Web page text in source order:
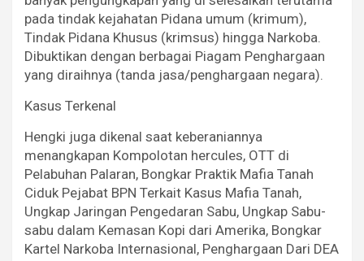
pada tindak kejahatan Pidana umum (krimum),
Tindak Pidana Khusus (krimsus) hingga Narkoba.
Dibuktikan dengan berbagai Piagam Penghargaan
yang diraihnya (tanda jasa/penghargaan negara).
Kasus Terkenal
Hengki juga dikenal saat keberaniannya
menangkapan Kompolotan hercules, OTT di
Pelabuhan Palaran, Bongkar Praktik Mafia Tanah
Ciduk Pejabat BPN Terkait Kasus Mafia Tanah,
Ungkap Jaringan Pengedaran Sabu, Ungkap Sabu-
sabu dalam Kemasan Kopi dari Amerika, Bongkar
Kartel Narkoba Internasional, Penghargaan Dari DEA